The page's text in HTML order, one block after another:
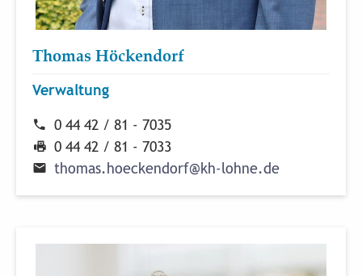
Thomas Höckendorf
Verwaltung
0 44 42 / 81 - 7035
0 44 42 / 81 - 7033
thomas.hoeckendorf@kh-lohne.de